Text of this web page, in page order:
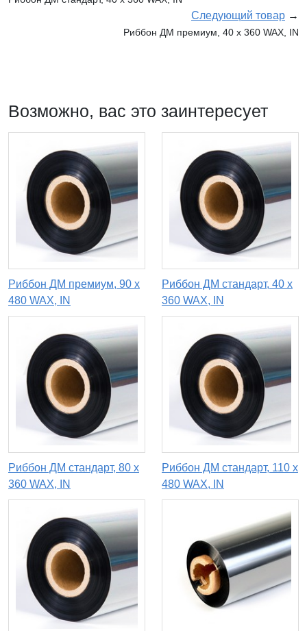
Следующий товар →
Риббон ДМ премиум, 40 х 360 WAX, IN
Возможно, вас это заинтересует
Риббон ДМ премиум, 90 x
480 WAX, IN
Риббон ДМ стандарт, 40 х
360 WAX, IN
Риббон ДМ стандарт, 80 х
360 WAX, IN
Риббон ДМ стандарт, 110 х
480 WAX, IN